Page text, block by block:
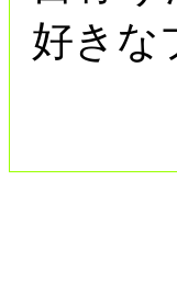
好きな